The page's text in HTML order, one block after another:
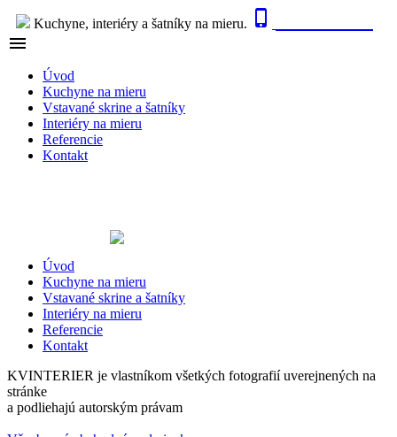
Kuchyne, interiéry a šatníky na mieru. 

Úvod
Kuchyne na mieru
Vstavané skrine a šatníky
Interiéry na mieru
Referencie
Kontakt
Úvod
Kuchyne na mieru
Vstavané skrine a šatníky
Interiéry na mieru
Referencie
Kontakt
KVINTERIER je vlastníkom všetkých fotografií uverejnených na
stránke
a podliehajú autorským právam